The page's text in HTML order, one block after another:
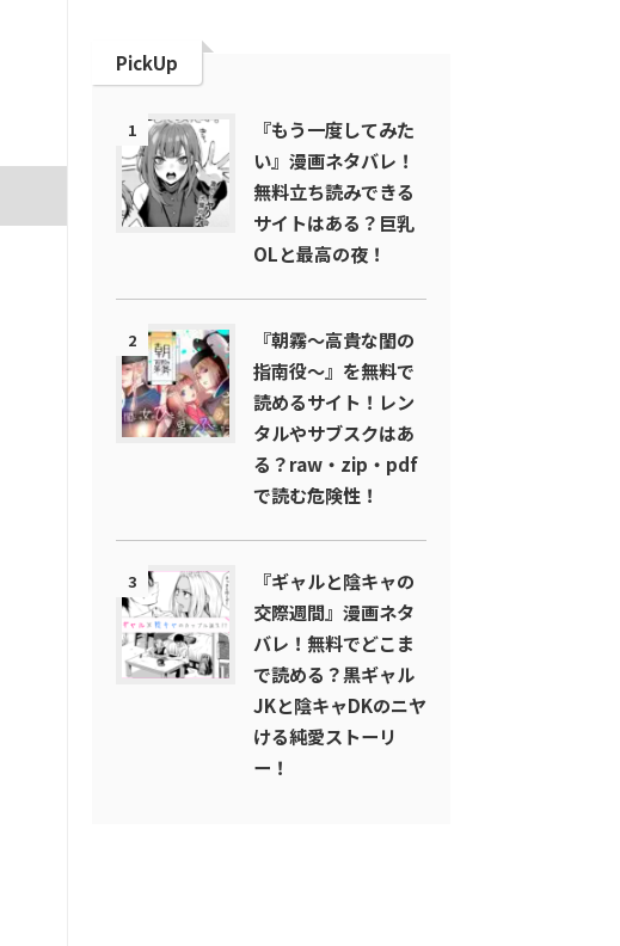
PickUp
1
『もう一度してみた
い』漫画ネタバレ！
無料立ち読みできる
サイトはある？巨乳
OLと最高の夜！
2
『朝霧～高貴な閨の
指南役～』を無料で
読めるサイト！レン
タルやサブスクはあ
る？raw・zip・pdf
で読む危険性！
3
『ギャルと陰キャの
交際週間』漫画ネタ
バレ！無料でどこま
で読める？黒ギャル
JKと陰キャDKのニヤ
ける純愛ストーリ
ー！